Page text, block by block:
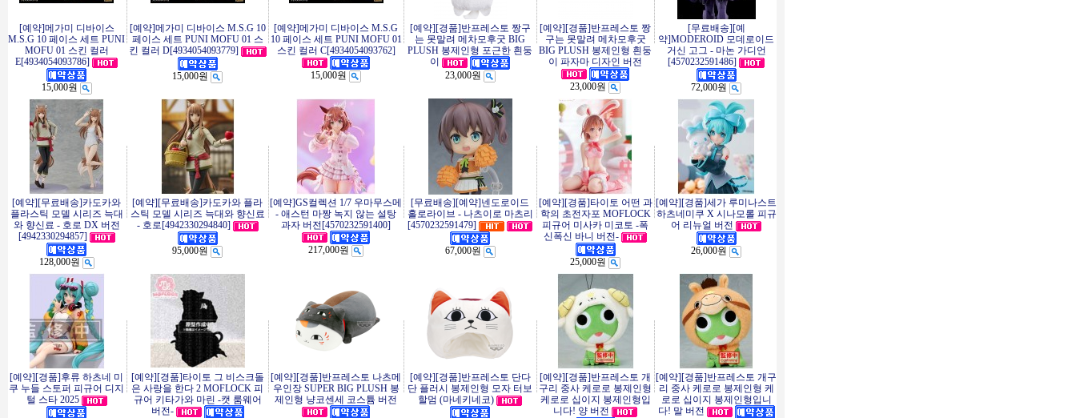
[예약]메가미 디바이스
M.S.G 10 페이스 세트 PUNI
MOFU 01 스킨 컬러
E[4934054093786]
15,000원
[예약]메가미 디바이스 M.S.G 10
페이스 세트 PUNI MOFU 01 스
킨 컬러 D[4934054093779]
15,000원
[예약]메가미 디바이스 M.S.G
10 페이스 세트 PUNI MOFU 01
스킨 컬러 C[4934054093762]
15,000원
[예약][경품]반프레스토 짱구
는 못말려 메차모후굿 BIG
PLUSH 봉제인형 포근한 흰둥
이
23,000원
[예약][경품]반프레스토 짱
구는 못말려 메차모후굿
BIG PLUSH 봉제인형 흰둥
이 파자마 디자인 버전
23,000원
[무료배송][예
약]MODEROID 모데로이드
거신 고그 - 마논 가디언
[4570232591486]
72,000원
[예약][무료배송]카도카와
플라스틱 모델 시리즈 늑대
와 향신료 - 호로 DX 버전
[4942330294857]
128,000원
[예약][무료배송]카도카와 플라
스틱 모델 시리즈 늑대와 향신료
- 호로[4942330294840]
95,000원
[예약]GS컬렉션 1/7 우마무스메
- 애스턴 마짱 녹지 않는 설탕
과자 버전[4570232591400]
217,000원
[무료배송][예약]넨도로이드
홀로라이브 - 나츠이로 마츠리
[4570232591479]
67,000원
[예약][경품]타이토 어떤 과
학의 초전자포 MOFLOCK
피규어 미사카 미코토 -폭
신폭신 바니 버전-
25,000원
[예약][경품]세가 루미나스트
하츠네미쿠 X 시나모롤 피규
어 리뉴얼 버전
26,000원
[예약][경품]후류 하츠네 미
쿠 누들 스토퍼 피규어 디지
털 스타 2025
[예약][경품]타이토 그 비스크돌
은 사랑을 한다 2 MOFLOCK 피
규어 키타가와 마린 -캣 룸웨어
버전-
[예약][경품]반프레스토 나츠메
우인장 SUPER BIG PLUSH 봉
제인형 냥코센세 코스튬 버전
[예약][경품]반프레스토 단다
단 플러시 봉제인형 모자 터보
할멈 (마네키네코)
[예약][경품]반프레스토 개
구리 중사 케로로 봉제인형
케로로 십이지 봉제인형입
니다! 양 버전
[예약][경품]반프레스토 개구
리 중사 케로로 봉제인형 케
로로 십이지 봉제인형입니
다! 말 버전